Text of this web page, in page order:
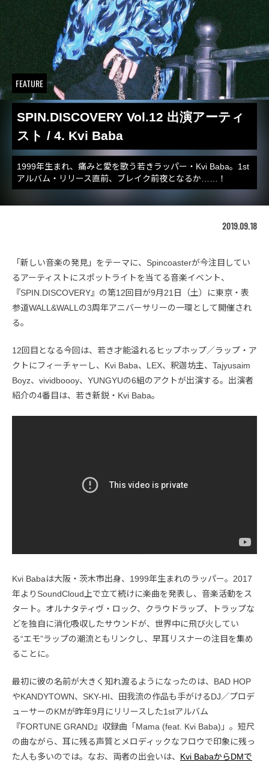
FEATURE
SPIN.DISCOVERY Vol.12 出演アーティ
スト / 4. Kvi Baba
1999年生まれ、痛みと愛を歌う若きラッパー・Kvi Baba。1st
アルバム・リリース直前、ブレイク前夜となるか……！
2019.09.18
「新しい音楽の発見」をテーマに、Spincoasterが今注目してい
るアーティストにスポットライトを当てる音楽イベント、
『SPIN.DISCOVERY』の第12回目が9月21日（土）に東京・表
参道WALL&WALLの3周年アニバーサリーの一環として開催され
る。
12回目となる今回は、若き才能溢れるヒップホップ／ラップ・ア
クトにフィーチャーし、Kvi Baba、LEX、釈迦坊主、Tajyusaim
Boyz、vividboooy、YUNGYUの6組のアクトが出演する。出演者
紹介の4番目は、若き新鋭・Kvi Baba。
Kvi Babaは大阪・茨木市出身、1999年生まれのラッパー。2017
年よりSoundCloud上で立て続けに楽曲を発表し、音楽活動をス
タート。オルナタティヴ・ロック、クラウドラップ、トラップな
どを独自に消化吸収したサウンドが、世界中に飛び火してい
る“エモ”ラップの潮流ともリンクし、早耳リスナーの注目を集め
ることに。
最初に彼の名前が大きく知れ渡るようになったのは、BAD HOP
やKANDYTOWN、SKY-HI、田我流の作品も手がけるDJ／プロデ
ューサーのKMが昨年9月にリリースした1stアルバム
『FORTUNE GRAND』収録曲「Mama (feat. Kvi Baba)」。短尺
の曲ながら、耳に残る声質とメロディックなフロウで印象に残っ
た人も多いのでは。なお、両者の出会いは、 Kvi BabaからDMで